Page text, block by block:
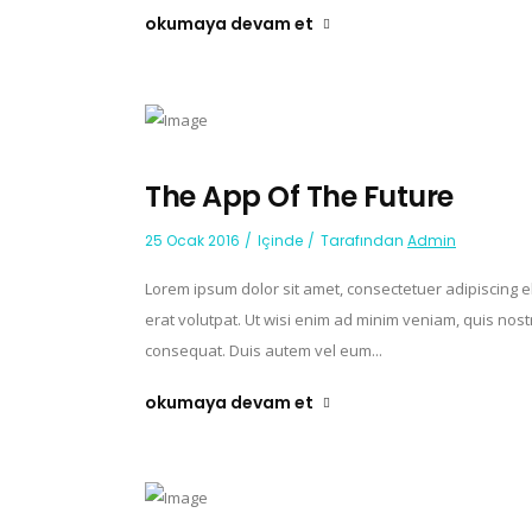
okumaya devam et
The App Of The Future
25 Ocak 2016 Içinde Tarafından Admin
Lorem ipsum dolor sit amet, consectetuer
erat volutpat. Ut wisi enim ad minim veniam, quis
consequat. Duis autem vel eum...
okumaya devam et